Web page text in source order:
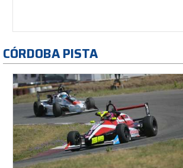
CÓRDOBA PISTA